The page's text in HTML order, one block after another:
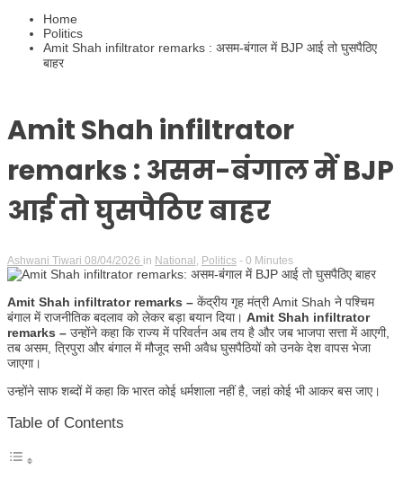
Home
Politics
Amit Shah infiltrator remarks : असम-बंगाल में BJP आई तो घुसपैठिए
बाहर
Amit Shah infiltrator
remarks : असम-बंगाल में BJP
आई तो घुसपैठिए बाहर
Ashwani Tiwari 08/04/2026 in National , Politics - 0 Minutes
Amit Shah infiltrator remarks – केंद्रीय गृह मंत्री Amit Shah ने पश्चिम
बंगाल में राजनीतिक बदलाव को लेकर बड़ा बयान दिया। Amit Shah infiltrator
remarks – उन्होंने कहा कि राज्य में परिवर्तन अब तय है और जब भाजपा सत्ता में आएगी,
तब असम, त्रिपुरा और बंगाल में मौजूद सभी अवैध घुसपैठियों को उनके देश वापस भेजा
जाएगा।
उन्होंने साफ शब्दों में कहा कि भारत कोई धर्मशाला नहीं है, जहां कोई भी आकर बस जाए।
Table of Contents